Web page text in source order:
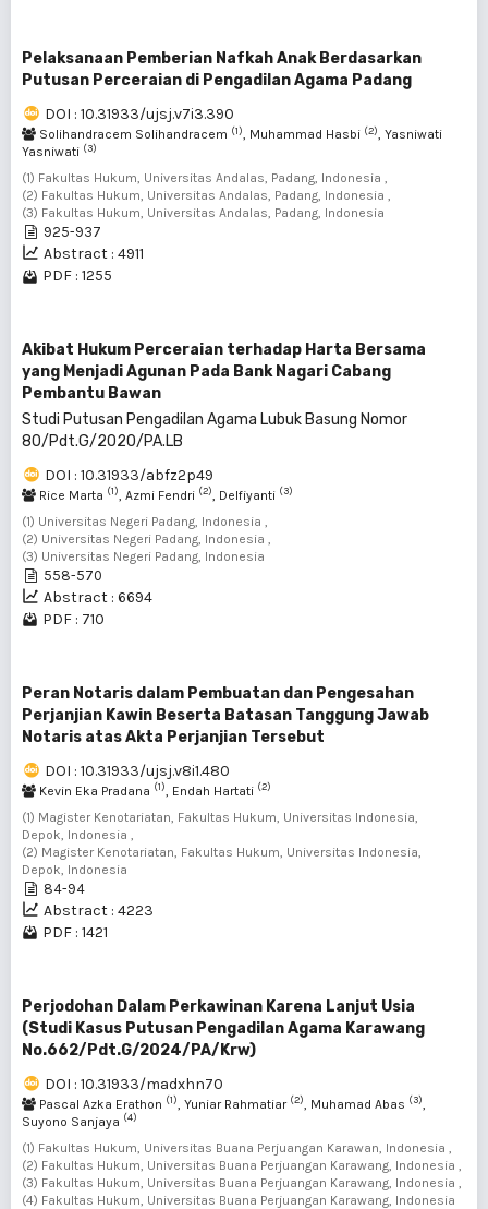
Pelaksanaan Pemberian Nafkah Anak Berdasarkan
Putusan Perceraian di Pengadilan Agama Padang
DOI : 10.31933/ujsj.v7i3.390
Solihandracem Solihandracem (1), Muhammad Hasbi (2), Yasniwati
Yasniwati (3)
(1) Fakultas Hukum, Universitas Andalas, Padang, Indonesia ,
(2) Fakultas Hukum, Universitas Andalas, Padang, Indonesia ,
(3) Fakultas Hukum, Universitas Andalas, Padang, Indonesia
925-937
Abstract : 4911
PDF : 1255
Akibat Hukum Perceraian terhadap Harta Bersama
yang Menjadi Agunan Pada Bank Nagari Cabang
Pembantu Bawan
Studi Putusan Pengadilan Agama Lubuk Basung Nomor
80/Pdt.G/2020/PA.LB
DOI : 10.31933/abfz2p49
Rice Marta (1) , Azmi Fendri (2) , Delfiyanti (3)
(1) Universitas Negeri Padang, Indonesia ,
(2) Universitas Negeri Padang, Indonesia ,
(3) Universitas Negeri Padang, Indonesia
558-570
Abstract : 6694
PDF : 710
Peran Notaris dalam Pembuatan dan Pengesahan
Perjanjian Kawin Beserta Batasan Tanggung Jawab
Notaris atas Akta Perjanjian Tersebut
DOI : 10.31933/ujsj.v8i1.480
Kevin Eka Pradana (1) , Endah Hartati (2)
(1) Magister Kenotariatan, Fakultas Hukum, Universitas Indonesia,
Depok, Indonesia ,
(2) Magister Kenotariatan, Fakultas Hukum, Universitas Indonesia,
Depok, Indonesia
84-94
Abstract : 4223
PDF : 1421
Perjodohan Dalam Perkawinan Karena Lanjut Usia
(Studi Kasus Putusan Pengadilan Agama Karawang
No.662/Pdt.G/2024/PA/Krw)
DOI : 10.31933/madxhn70
Pascal Azka Erathon (1) , Yuniar Rahmatiar (2) , Muhamad Abas (3)
Suyono Sanjaya (4)
(1) Fakultas Hukum, Universitas Buana Perjuangan Karawan, Indonesia ,
(2) Fakultas Hukum, Universitas Buana Perjuangan Karawang, Indonesia ,
(3) Fakultas Hukum, Universitas Buana Perjuangan Karawang, Indonesia ,
(4) Fakultas Hukum, Universitas Buana Perjuangan Karawang, Indonesia